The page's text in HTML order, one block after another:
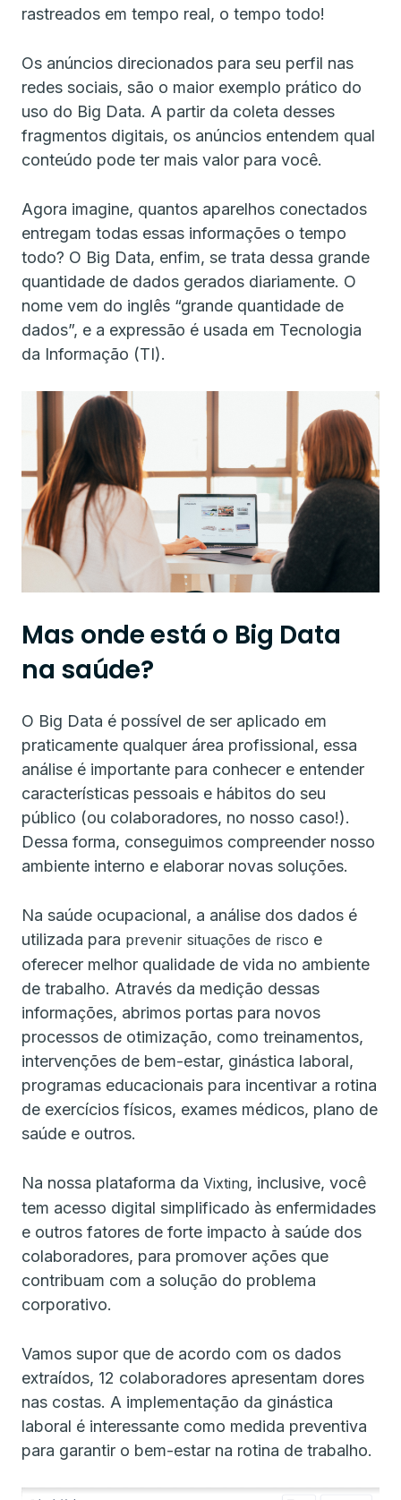
rastreados em tempo real, o tempo todo!
Os anúncios direcionados para seu perfil nas
redes sociais, são o maior exemplo prático do
uso do Big Data. A partir da coleta desses
fragmentos digitais, os anúncios entendem qual
conteúdo pode ter mais valor para você.
Agora imagine, quantos aparelhos conectados
entregam todas essas informações o tempo
todo? O Big Data, enfim, se trata dessa grande
quantidade de dados gerados diariamente. O
nome vem do inglês “grande quantidade de
dados”, e a expressão é usada em Tecnologia
da Informação (TI).
Mas onde está o Big Data
na saúde?
O Big Data é possível de ser aplicado em
praticamente qualquer área profissional, essa
análise é importante para conhecer e entender
características pessoais e hábitos do seu
público (ou colaboradores, no nosso caso!).
Dessa forma, conseguimos compreender nosso
ambiente interno e elaborar novas soluções.
Na saúde ocupacional, a análise dos dados é
utilizada para prevenir situações de risco e
oferecer melhor qualidade de vida no ambiente
de trabalho. Através da medição dessas
informações, abrimos portas para novos
processos de otimização, como treinamentos,
intervenções de bem-estar, ginástica laboral,
programas educacionais para incentivar a rotina
de exercícios físicos, exames médicos, plano de
saúde e outros.
Na nossa plataforma da Vixting, inclusive, você
tem acesso digital simplificado às enfermidades
e outros fatores de forte impacto à saúde dos
colaboradores, para promover ações que
contribuam com a solução do problema
corporativo.
Vamos supor que de acordo com os dados
extraídos, 12 colaboradores apresentam dores
nas costas. A implementação da ginástica
laboral é interessante como medida preventiva
para garantir o bem-estar na rotina de trabalho.